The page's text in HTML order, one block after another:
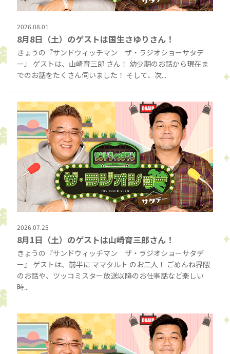
2026.08.01
8月8日（土）のゲストは国生さゆりさん！
きょうの『サンドウィッチマン ザ・ラジオショーサタデ
ー』 ゲストは、山崎育三郎 さん！ 幼少期のお話から現在ま
でのお話をたくさん伺いました！ そして、次...
2026.07.25
8月1日（土）のゲストは山崎育三郎さん！
きょうの『サンドウィッチマン ザ・ラジオショーサタデ
ー』 ゲストは、前半に ママタルト のお二人！ ごめんね界隈
のお話や、ツッコミスター放送以降のお仕事話など楽しい
時...